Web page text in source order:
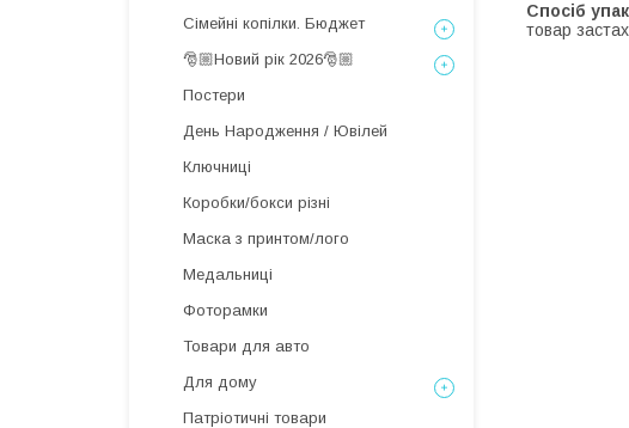
Спосіб
товар
Сімейні копілки. Бюджет
🎅🏼Новий рік 2026🎅🏼
Постери
День Народження / Ювілей
Ключниці
Коробки/бокси різні
Маска з принтом/лого
Медальниці
Фоторамки
Товари для авто
Для дому
Патріотичні товари